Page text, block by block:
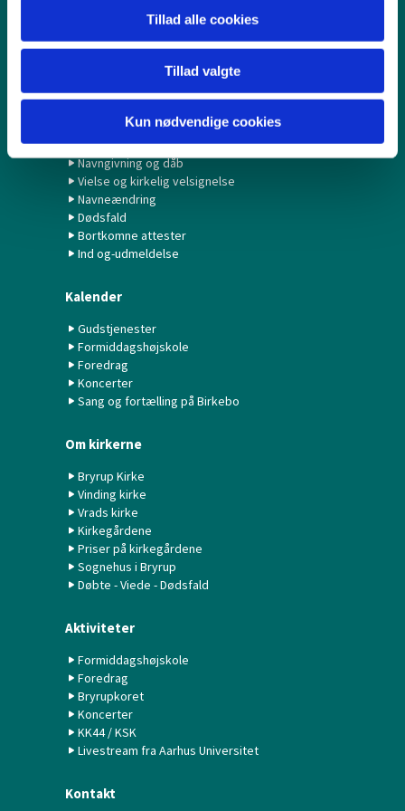
Tillad alle cookies
Tillad valgte
Kun nødvendige cookies
Konfirmation/Konfirmander
Minikonfirmander
Hvad gør jeg ved...?
Fødselsanmeldelse
Navngivning og dåb
Vielse og kirkelig velsignelse
Navneændring
Dødsfald
Bortkomne attester
Ind og-udmeldelse
Kalender
Gudstjenester
Formiddagshøjskole
Foredrag
Koncerter
Sang og fortælling på Birkebo
Om kirkerne
Bryrup Kirke
Vinding kirke
Vrads kirke
Kirkegårdene
Priser på kirkegårdene
Sognehus i Bryrup
Døbte - Viede - Dødsfald
Aktiviteter
Formiddagshøjskole
Foredrag
Bryrupkoret
Koncerter
KK44 / KSK
Livestream fra Aarhus Universitet
Kontakt